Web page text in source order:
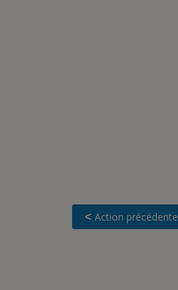
< Action précédente